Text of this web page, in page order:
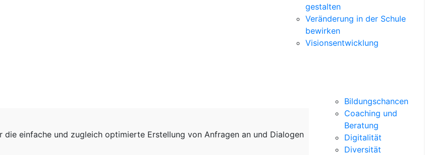
gestalten
Veränderung in der Schule
bewirken
Visionsentwicklung
einfache und zugleich optimierte Erstellung von Anfragen an und Dialogen
Bildungschancen
Coaching und
Beratung
Digitalität
Diversität